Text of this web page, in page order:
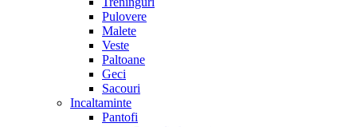
Pulovere
Malete
Veste
Paltoane
Geci
Sacouri
Incaltaminte
Pantofi